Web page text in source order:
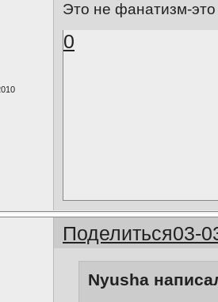
Это не фанатизм-это
0
Поделиться03-
Nyusha